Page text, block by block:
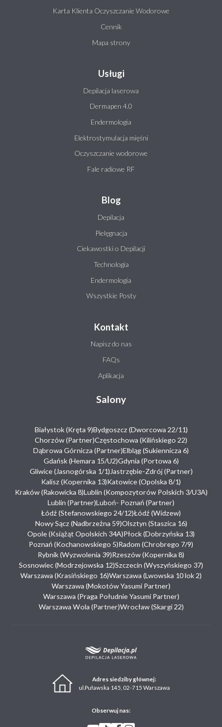
Karta Klienta Oczyszczanie Wodorowe
Cennik
Mapa strony
Usługi
Depilacja laserowa
Dermapen 4.0
Endermologia
Elektrostymulacja mięśni
Oczyszczanie wodorowe
Fale radiowe RF
Blog
Depilacja
Pielęgnacja
Ciekawostki o Depilacji
Technologia
Endermologia
Wszystkie Posty
Kontakt
Napisz do nas
FAQs
Aplikacja
Salony
Białystok (Kręta 9)Bydgoszcz (Dworcowa 22/11)
Chorzów (Partner)Częstochowa (Kilińskiego 22)
Dąbrowa Górnicza (Partner)Elbląg (Sukiennicza 6)
Gdańsk (Hemara 15/U2)Gdynia (Portowa 6)
Gliwice (Jasnogórska 1/1) Jastrzębie-Zdrój (Partner)
Kalisz (Kopernika 13)Katowice (Opolska 8/1)
Kraków (Rakowicka 8)Lublin (Kompozytorów Polskich 3/U3A)
Lublin (Partner)Luboń- Poznań (Partner)
Łódź (Stefanowskiego 24/12)Łódź (Widzew)
Nowy Sącz (Nadbrzeżna 59)Olsztyn (Staszica 16)
Opole (Książąt Opolskich 34A)Płock (Dobrzyńska 13)
Poznań (Kochanowskiego 5)Radom (Chrobrego 7/9)
Rybnik (Wyzwolenia 39)Rzeszów (Kopernika 8)
Sosnowiec (Modrzejowska 12)Szczecin (Wyszyńskiego 37)
Warszawa (Krasińskiego 16)Warszawa (Lwowska 10 lok 2)
Warszawa (Mokotów Yasumi Partner)
Warszawa (Praga Południe Yasumi Partner)
Warszawa Wola (Partner)Wrocław (Skargi 22)
Adres siedziby głównej:
ul.Puławska 145, 02-715 Warszawa
Obserwuj nas: